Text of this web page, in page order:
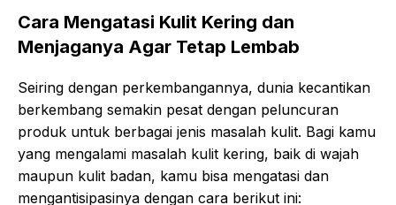
Cara Mengatasi Kulit Kering dan
Menjaganya Agar Tetap Lembab
Seiring dengan perkembangannya, dunia kecantikan
berkembang semakin pesat dengan peluncuran
produk untuk berbagai jenis masalah kulit. Bagi kamu
yang mengalami masalah kulit kering, baik di wajah
maupun kulit badan, kamu bisa mengatasi dan
mengantisipasinya dengan cara berikut ini: